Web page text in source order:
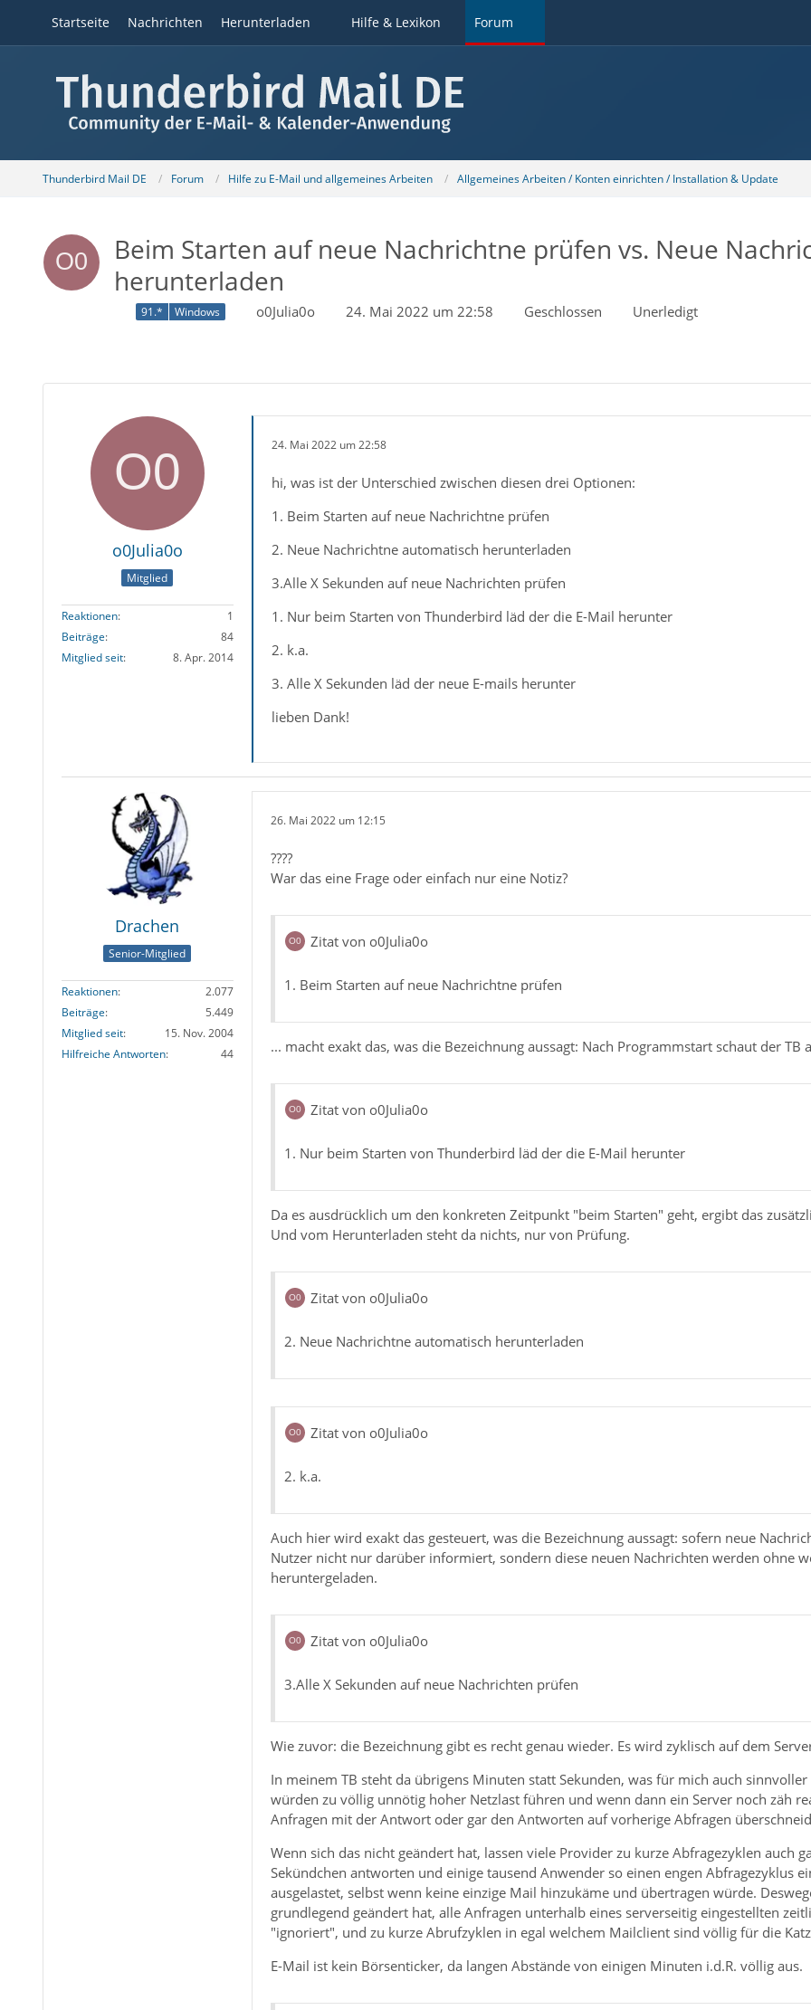
Startseite Nachrichten Herunterladen Hilfe & Lexikon Forum
Thunderbird Mail DE Forum Hilfe zu E-Mail und allgemeines Arbeiten Allgemeines Arbeiten / Konten einrichten / Installation & Update
Beim Starten auf neue Nachrichtne prüfen vs. Neue
herunterladen
91.* Windows o0Julia0o 24. Mai 2022 um 22:58 Geschlossen Unerledigt
o0Julia0o
Mitglied
Reaktionen
1
Beiträge
84
Mitglied seit
8. Apr. 2014
24. Mai 2022 um 22:58
hi, was ist der Unterschied zwischen diesen drei Optionen:
1. Beim Starten auf neue Nachrichtne prüfen
2. Neue Nachrichtne automatisch herunterladen
3.Alle X Sekunden auf neue Nachrichten prüfen
1. Nur beim Starten von Thunderbird läd der die E-Mail herunter
2. k.a.
3. Alle X Sekunden läd der neue E-mails herunter
lieben Dank!
Drachen
Senior-Mitglied
Reaktionen
2.077
Beiträge
5.449
Mitglied seit
15. Nov. 2004
Hilfreiche Antworten
44
26. Mai 2022 um 12:15
????
War das eine Frage oder einfach nur eine Notiz?
Zitat von o0Julia0o
1. Beim Starten auf neue Nachrichtne prüfen
... macht exakt das, was die Bezeichnung aussagt: Nach Programmstart schaut der
Zitat von o0Julia0o
1. Nur beim Starten von Thunderbird läd der die E-Mail herunter
Da es ausdrücklich um den konkreten Zeitpunkt "beim Starten" geht, ergibt das
Und vom Herunterladen steht da nichts, nur von Prüfung.
Zitat von o0Julia0o
2. Neue Nachrichtne automatisch herunterladen
Zitat von o0Julia0o
2. k.a.
Auch hier wird exakt das gesteuert, was die Bezeichnung aussagt: sofern neue
Nutzer nicht nur darüber informiert, sondern diese neuen Nachrichten werden ohne
heruntergeladen.
Zitat von o0Julia0o
3.Alle X Sekunden auf neue Nachrichten prüfen
Wie zuvor: die Bezeichnung gibt es recht genau wieder. Es wird zyklisch auf dem
In meinem TB steht da übrigens Minuten statt Sekunden, was für mich auch
würden zu völlig unnötig hoher Netzlast führen und wenn dann ein Server noch zäh
Anfragen mit der Antwort oder gar den Antworten auf vorherige Abfragen
Wenn sich das nicht geändert hat, lassen viele Provider zu kurze Abfragezyklen auch
Sekündchen antworten und einige tausend Anwender so einen engen Abfragezyklus
ausgelastet, selbst wenn keine einzige Mail hinzukäme und übertragen würde.
grundlegend geändert hat, alle Anfragen unterhalb eines serverseitig eingestellten
"ignoriert", und zu kurze Abrufzyklen in egal welchem Mailclient sind völlig für die
E-Mail ist kein Börsenticker, da langen Abstände von einigen Minuten i.d.R. völlig aus.